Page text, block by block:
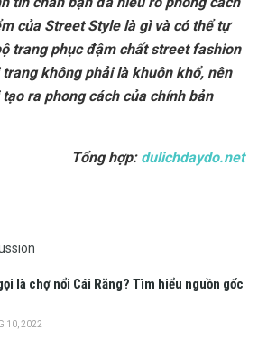
của Street Style là gì và có thể tự
trang phục đậm chất street fashion
không phải là khuôn khổ, nên
ra phong cách của chính bản
Tổng hợp: dulichdaydo.net
là chợ nổi Cái Răng? Tìm hiểu nguồn gốc
10, 2022